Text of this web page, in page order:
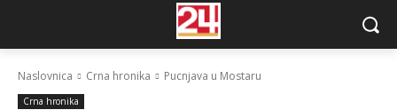
Naslovnica Crna hronika Pucnjava u Mostaru
Crna hronika